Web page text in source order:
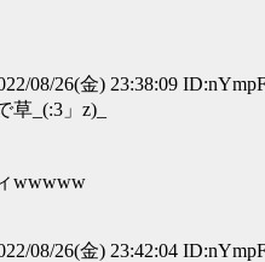
08/26(金) 23:38:09
_(:3」z)_
wwwww
08/26(金) 23:42:04